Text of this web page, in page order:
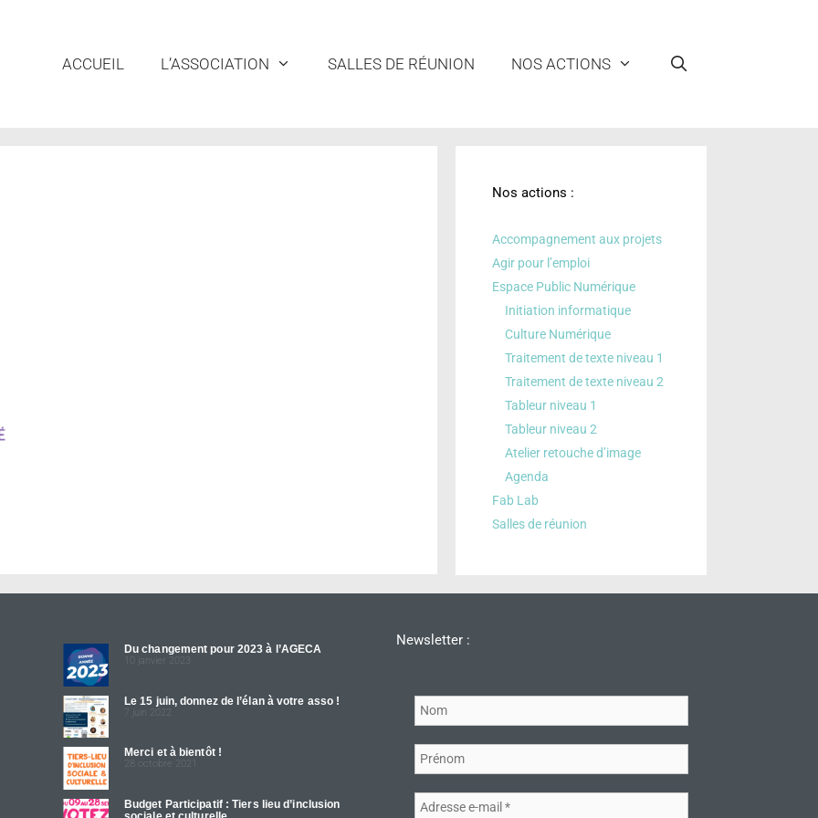
ACCUEIL L’ASSOCIATION SALLES DE RÉUNION NOS ACTIONS
Nos actions :
Accompagnement aux projets
Agir pour l’emploi
Espace Public Numérique
Initiation informatique
Culture Numérique
Traitement de texte niveau 1
Traitement de texte niveau 2
Tableur niveau 1
Tableur niveau 2
Atelier retouche d’image
Agenda
Fab Lab
Salles de réunion
Du changement pour 2023 à l’AGECA
10 janvier 2023
Le 15 juin, donnez de l’élan à votre asso !
7 juin 2022
Merci et à bientôt !
28 octobre 2021
Budget Participatif : Tiers lieu d’inclusion
Newsletter :